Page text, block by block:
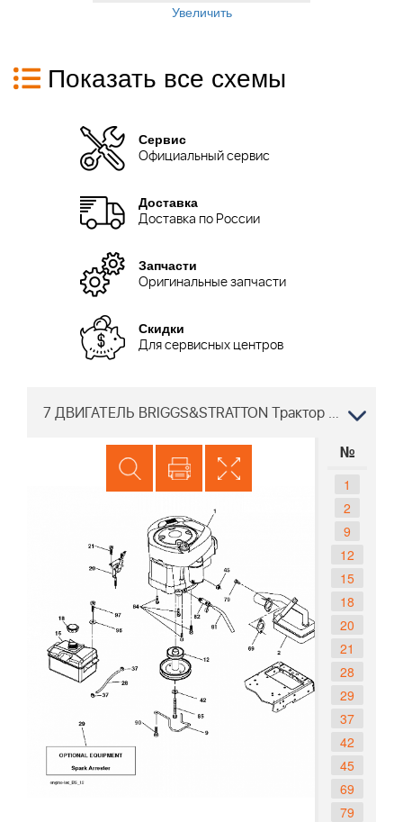
Увеличить
Показать все схемы
Сервис
Официальный сервис
Доставка
Доставка по России
Запчасти
Оригинальные запчасти
Скидки
Для сервисных центров
7 ДВИГАТЕЛЬ BRIGGS&STRATTON Трактор PARTNER P11577RB 96041009400 2010-07
№
1
2
9
12
15
18
20
21
28
29
37
42
45
69
79